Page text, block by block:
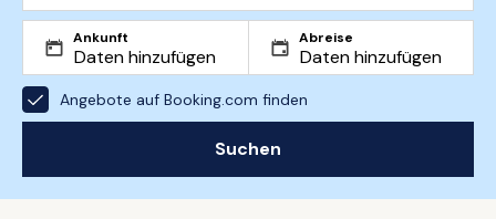
Ankunft Abreise
Angebote auf Booking.com finden
Suchen